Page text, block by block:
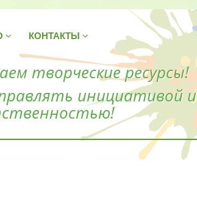
КОНТАКТЫ
творческие ресурсы!
инициативой и